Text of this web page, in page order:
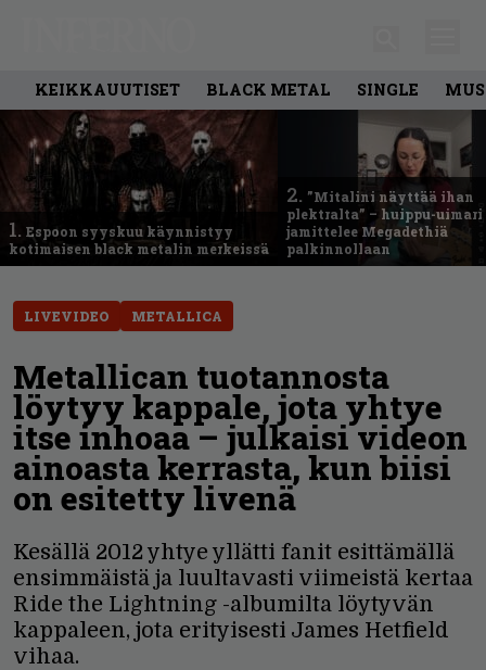
KEIKKAUUTISET BLACK METAL SINGLE
1. Espoon syyskuu käynnistyy
kotimaisen black metalin merkeissä
2. ”Mitalini näyttää ihan
plektralta” – huippu-uimari
jamittelee Megadethiä
palkinnollaan
LIVEVIDEO METALLICA
Metallican tuotannosta
löytyy kappale, jota yhtye
itse inhoaa – julkaisi videon
ainoasta kerrasta, kun biisi
on esitetty livenä
Kesällä 2012 yhtye yllätti fanit esittämällä
ensimmäistä ja luultavasti viimeistä kertaa
Ride the Lightning -albumilta löytyvän
kappaleen, jota erityisesti James Hetfield
vihaa.